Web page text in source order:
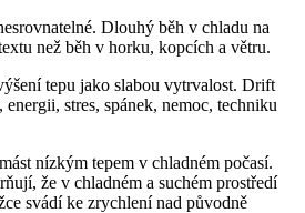
Dlouhý běh v chladu na
než běh v horku, kopcích a větru.
tepu jako slabou vytrvalost. Drift
stres, spánek, nemoc, techniku
nízkým tepem v chladném počasí.
že v chladném a suchém prostředí
svádí ke zrychlení nad původně